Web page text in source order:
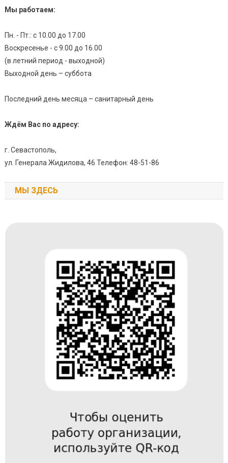
Мы работаем:
Пн. - Пт.: с 10.00 до 17.00
Воскресенье - с 9.00 до 16.00
(в летний период - выходной)
Выходной день – суббота
Последний день месяца – санитарный день
Ждём Вас по адресу:
г. Севастополь,
ул. Генерала Жидилова, 46 Телефон: 48-51-86
МЫ ЗДЕСЬ